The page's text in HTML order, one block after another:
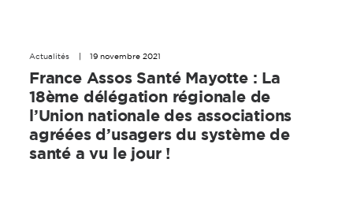
Actualités 19 novembre 2021
France Assos Santé Mayotte : La
18ème délégation régionale de
l’Union nationale des associations
agréées d’usagers du système de
santé a vu le jour !